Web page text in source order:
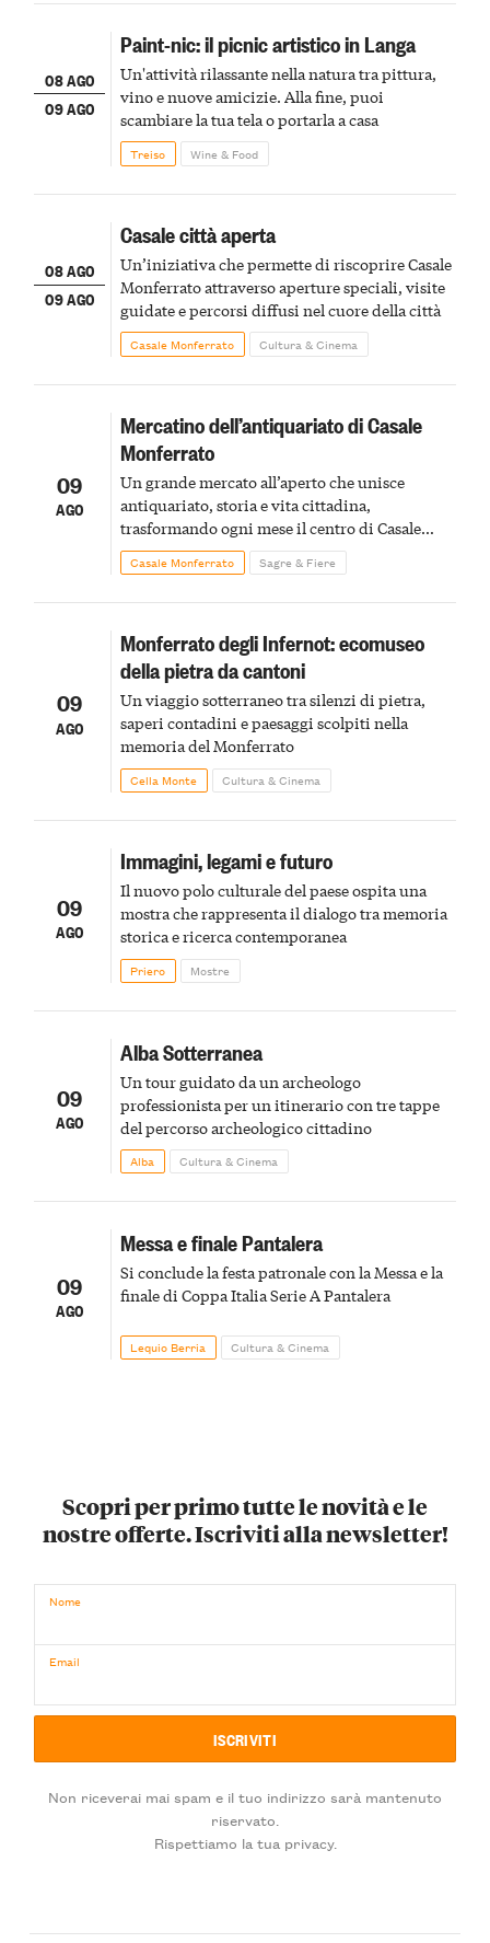
08 AGO
09 AGO
Paint-nic: il picnic artistico in Langa
Un'attività rilassante nella natura tra pittura,
vino e nuove amicizie. Alla fine, puoi
scambiare la tua tela o portarla a casa
Treiso Wine & Food
08 AGO
09 AGO
Casale città aperta
Un’iniziativa che permette di riscoprire Casale
Monferrato attraverso aperture speciali, visite
guidate e percorsi diffusi nel cuore della città
Casale Monferrato Cultura & Cinema
09
AGO
Mercatino dell’antiquariato di Casale
Monferrato
Un grande mercato all’aperto che unisce
antiquariato, storia e vita cittadina,
trasformando ogni mese il centro di Casale
Monferrato in un luogo di scoperta e racconto
Casale Monferrato Sagre & Fiere
09
AGO
Monferrato degli Infernot: ecomuseo
della pietra da cantoni
Un viaggio sotterraneo tra silenzi di pietra,
saperi contadini e paesaggi scolpiti nella
memoria del Monferrato
Cella Monte Cultura & Cinema
09
AGO
Immagini, legami e futuro
Il nuovo polo culturale del paese ospita una
mostra che rappresenta il dialogo tra memoria
storica e ricerca contemporanea
Priero Mostre
09
AGO
Alba Sotterranea
Un tour guidato da un archeologo
professionista per un itinerario con tre tappe
del percorso archeologico cittadino
Alba Cultura & Cinema
09
AGO
Messa e finale Pantalera
Si conclude la festa patronale con la Messa e la
finale di Coppa Italia Serie A Pantalera
Lequio Berria Cultura & Cinema
Scopri per primo tutte le novità e le
nostre offerte. Iscriviti alla newsletter!
Nome
Email
Non riceverai mai spam e il tuo indirizzo sarà mantenuto
riservato.
Rispettiamo la tua privacy.